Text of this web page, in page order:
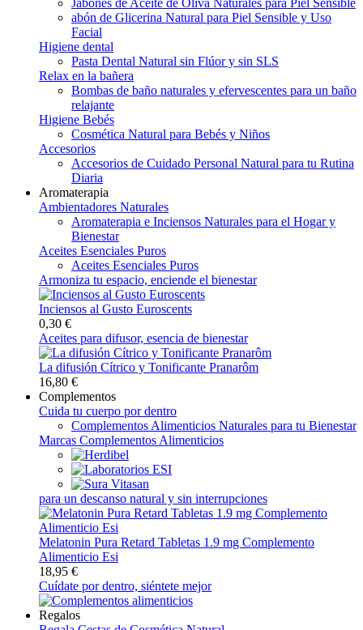
Jabones de Aceite de Oliva Naturales para Piel Sensible
abón de Glicerina Natural para Piel Sensible y Uso
Facial
Higiene dental
Pasta Dental Natural sin Flúor y sin SLS
Relax en la bañera
Bombas de baño naturales y efervescentes para un baño
relajante
Higiene Bebés
Cosmética Natural para Bebés y Niños
Accesorios
Accesorios de Cuidado Personal Natural para tu Rutina
Diaria
Aromaterapia
Ambientadores Naturales
Aromaterapia e Inciensos Naturales para el Hogar y
Bienestar
Aceites Esenciales Puros
Aceites Esenciales Puros
Armoniza tu espacio, enciende el bienestar
Inciensos al Gusto Euroscents
0,30 €
Aceites para difusor, esencia de bienestar
La difusión Cítrico y Tonificante Pranarôm
16,80 €
Complementos
Cuida tu cuerpo por dentro
Complementos Alimenticios Naturales para tu Bienestar
Marcas Complementos Alimenticios
para un descanso natural y sin interrupciones
Melatonin Pura Retard Tabletas 1.9 mg Complemento
Alimenticio Esi
18,95 €
Cuídate por dentro, siéntete mejor
Regalos